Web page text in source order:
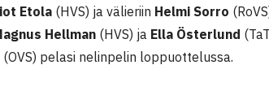
Etola (HVS) ja välieriin Helmi Sorro
Hellman (HVS) ja Ella Österlund
(OVS) pelasi nelinpelin loppuottelussa.